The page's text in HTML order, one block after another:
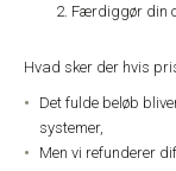
Færdiggør din
Hvad sker der hvis
Det fulde beløb
systemer,
Men vi refunderer